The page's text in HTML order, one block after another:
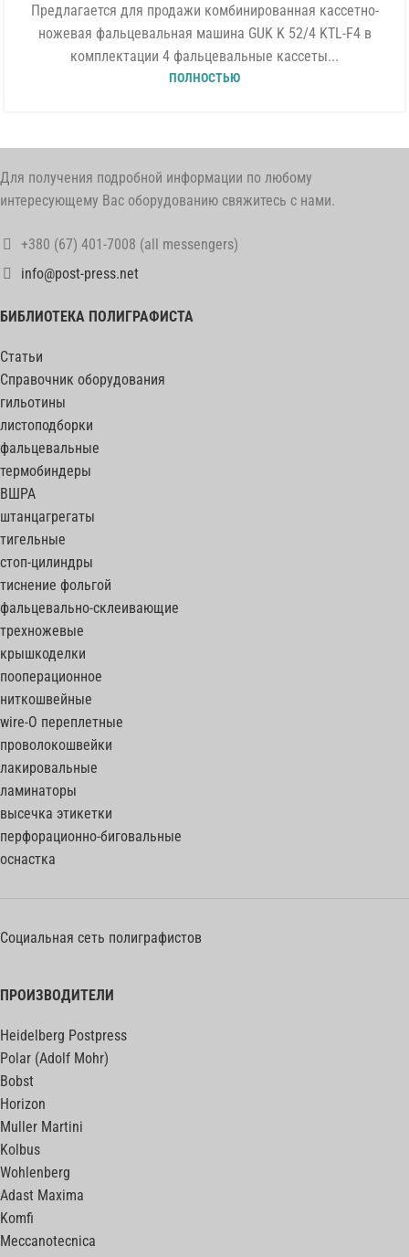
Предлагается для продажи комбинированная кассетно-
ножевая фальцевальная машина GUK K 52/4 KTL-F4 в
комплектации 4 фальцевальные кассеты...
ПОЛНОСТЬЮ
Для получения подробной информации по любому
интересующему Вас оборудованию свяжитесь с нами.
+380 (67) 401-7008 (all messengers)
info@post-press.net
БИБЛИОТЕКА ПОЛИГРАФИСТА
Статьи
Справочник оборудования
гильотины
листоподборки
фальцевальные
термобиндеры
ВШРА
штанцагрегаты
тигельные
стоп-цилиндры
тиснение фольгой
фальцевально-склеивающие
трехножевые
крышкоделки
пооперационное
ниткошвейные
wire-O переплетные
проволокошвейки
лакировальные
ламинаторы
высечка этикетки
перфорационно-биговальные
оснастка
Социальная сеть полиграфистов
ПРОИЗВОДИТЕЛИ
Heidelberg Postpress
Polar (Adolf Mohr)
Bobst
Horizon
Muller Martini
Kolbus
Wohlenberg
Adast Maxima
Komfi
Meccanotecnica